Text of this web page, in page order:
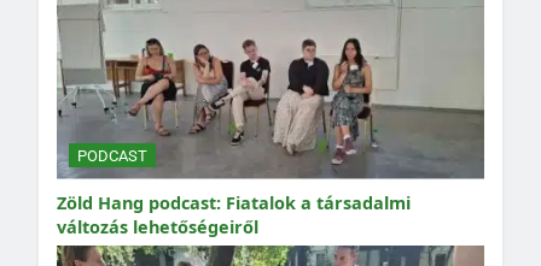
PODCAST
Zöld Hang podcast: Fiatalok a társadalmi
változás lehetőségeiről